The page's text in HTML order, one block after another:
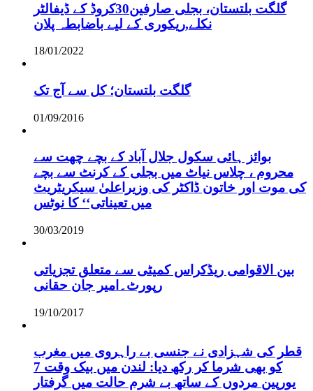
گلگت بلتستان، بجلی صارفین30کروڈ کے ڈیفالٹر
نکلے,ریکوری کے لیے باضابطہ پلان
18/01/2022
گلگت بلتستان؛ کل سے آج تک
01/09/2016
بوائز ہائی سکول جلال آباد کے بچے چھت سے
محروم ، چلاس نیاٹ میں بجلی کے کرنٹ سے بچے
کی موت اور خاتون ڈاکٹر کی وزیراعلیٰ سیکریٹریٹ
میں تعیناتی‘‘ کا نوٹس
30/03/2019
بین الاقوامی ریڈکراس کمیٹی سے متعلق تجزیاتی
رپورٹ۔امیر جان حقانی
19/10/2017
قطر کی شہزادی نے جنسی بے راہروی میں مغرب
کو بھی شرما کر رکھ دیا: لندن میں بیک وقت 7
یورپین مردوں کے ساتھ بے شرم حالت میں گرفتار